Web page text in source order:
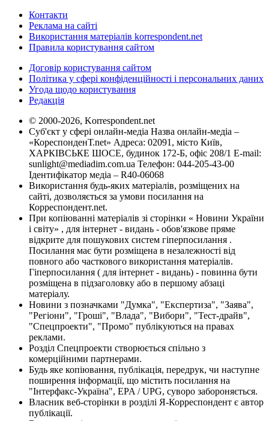
Контакти
Реклама на сайті
Використання матеріалів korrespondent.net
Правила користування сайтом
Договір користування сайтом
Політика у сфері конфіденційності і персональних даних
Угода щодо користування
Редакція
© 2000-2026, Korrespondent.net
Суб'єкт у сфері онлайн-медіа Назва онлайн-медіа –
«КореспонденТ.net» Адреса: 02091, місто Київ,
ХАРКІВСЬКЕ ШОСЕ, будинок 172-Б, офіс 208/1 E-mail:
sunlight@mediadim.com.ua Телефон: 044-205-43-00
Ідентифікатор медіа – R40-06068
Використання будь-яких матеріалів, розміщених на
сайті, дозволяється за умови посилання на
Корреспондент.net.
При копіюванні матеріалів зі сторінки « Новини України
і світу» , для інтернет - видань - обов'язкове пряме
відкрите для пошукових систем гіперпосилання .
Посилання має бути розміщена в незалежності від
повного або часткового використання матеріалів.
Гіперпосилання ( для інтернет - видань) - повинна бути
розміщена в підзаголовку або в першому абзаці
матеріалу.
Новини з позначками "Думка", "Експертиза", "Заява",
"Регіони", "Гроші", "Влада", "Вибори", "Тест-драйв",
"Спецпроекти", "Промо" публікуються на правах
реклами.
Розділ Спецпроекти створюється спільно з
комерційними партнерами.
Будь яке копіювання, публікація, передрук, чи наступне
поширення інформації, що містить посилання на
"Інтерфакс-Україна", EPA / UPG, суворо забороняється.
Власник веб-сторінки в розділі Я-Корреспондент є автор
публікації.